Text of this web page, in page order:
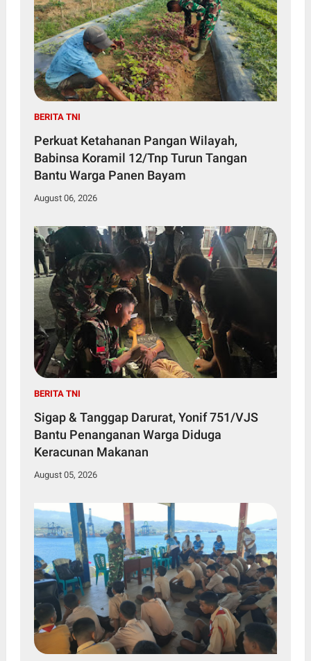
BERITA TNI
Perkuat Ketahanan Pangan Wilayah,
Babinsa Koramil 12/Tnp Turun Tangan
Bantu Warga Panen Bayam
August 06, 2026
BERITA TNI
Sigap & Tanggap Darurat, Yonif 751/VJS
Bantu Penanganan Warga Diduga
Keracunan Makanan
August 05, 2026